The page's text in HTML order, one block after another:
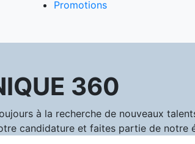
Promotions
360
à la recherche de nouveaux
candidature et faites partie de notre